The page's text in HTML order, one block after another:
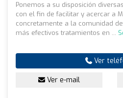
Ponemos a su disposición
con el fin de facilitar y acercar a
concretamente a la comunidad
más efectivos tratamientos en ...
Ver
Ver e-mail